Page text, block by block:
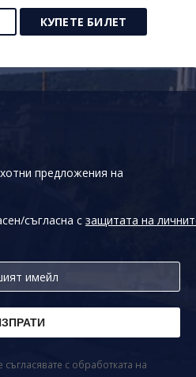
КУПЕТЕ БИЛЕТ
предложения на
съгласна с защитата на
с обработката на